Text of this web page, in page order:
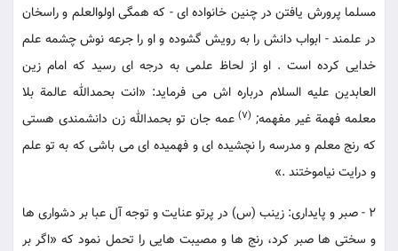
مسلما پرورش یافتن در چنین خانواده ای - که همگی اولوالعلم و راسخان
در علمند - ابواب دانش را به رویش گشوده و او را جرعه نوش چشمه علم
خدایی کرده است . او از لحاظ علمی به درجه ای رسید که امام زین
العابدین علیه السلام درباره اش می فرماید: «انت بحمدالله عالمة بلا
معلمه فهمة غیر مفهمه; (7)
عمه جان تو بحمدالله زن دانشمندی هستی
که رنج معلم و مدرسه را نچشیده ای و فهمیده ای می باشی که به تو علم
و درایت نیاموختند .»
2 - صبر و پایداری: زینب (س) در پرتو عنایت و توجه آل عبا بر دشواری ها
و سختی ها صبر کرد، رنج ها و مصیبت هایی را تحمل نمود که «اگر بر